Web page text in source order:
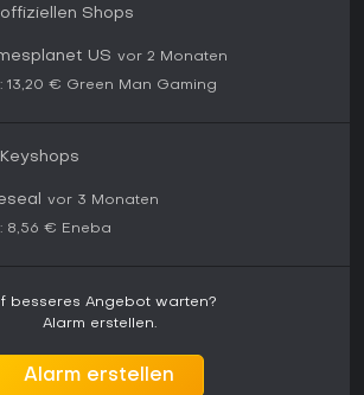
Shops
US vor 2 Monaten
13,20 € Green Man Gaming
vor 3 Monaten
8,56 € Eneba
besseres Angebot warten?
Alarm erstellen.
Alarm erstellen